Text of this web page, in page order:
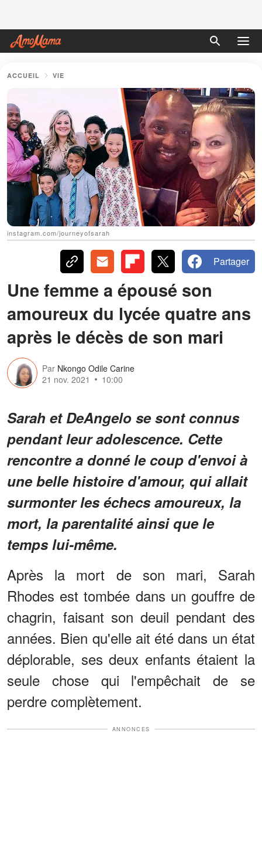
ACCUEIL VIE
instagram.com/journeyofsarah
Partager
Une femme a épousé son
amoureux du lycée quatre ans
après le décès de son mari
Par Nkongo Odile Carine
21 nov. 2021
10:00
Sarah et DeAngelo se sont connus
pendant leur adolescence. Cette
rencontre a donné le coup d'envoi à
une belle histoire d'amour, qui allait
surmonter les échecs amoureux, la
mort, la parentalité ainsi que le
temps lui-même.
Après la mort de son mari, Sarah
Rhodes est tombée dans un gouffre de
chagrin, faisant son deuil pendant des
années. Bien qu'elle ait été dans un état
déplorable, ses deux enfants étaient la
seule chose qui l'empêchait de se
perdre complètement.
ANNONCES